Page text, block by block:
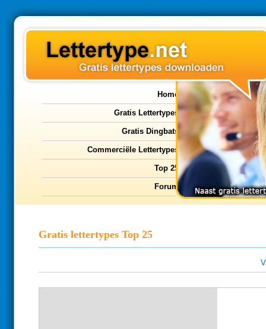
Home
Gratis Lettertypes
Gratis Dingbats
Commerciële Lettertypes
Top 25
Forum
Gratis lettertypes Top 25